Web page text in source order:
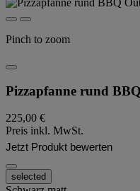
Pinch to zoom
Pizzapfanne rund
225,00 €
Preis inkl. MwSt.
Jetzt Produkt bewerten
selected